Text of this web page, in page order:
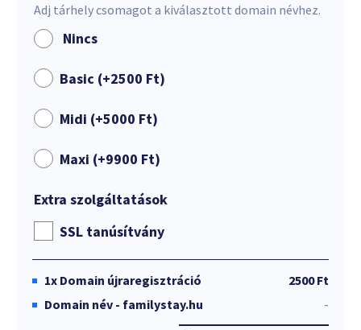
Adj tárhely csomagot a kiválasztott domain névhez.
Nincs
Basic (+2500 Ft)
Midi (+5000 Ft)
Maxi (+9900 Ft)
Extra szolgáltatások
SSL tanúsítvány
1x Domain újraregisztráció
2500 Ft
Domain név - familystay.hu
-